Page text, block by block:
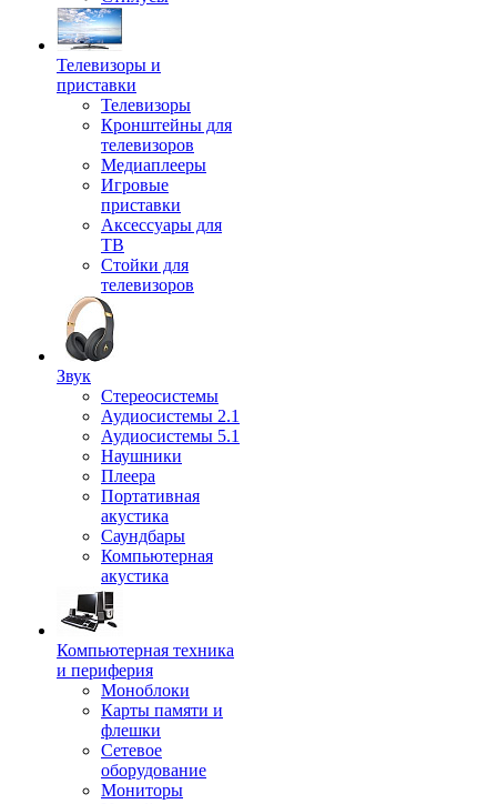
Телевизоры и
приставки
Телевизоры
Кронштейны для
телевизоров
Медиаплееры
Игровые
приставки
Аксессуары для
ТВ
Стойки для
телевизоров
Звук
Стереосистемы
Аудиосистемы 2.1
Аудиосистемы 5.1
Наушники
Плеера
Портативная
акустика
Саундбары
Компьютерная
акустика
Компьютерная техника
и периферия
Моноблоки
Карты памяти и
флешки
Сетевое
оборудование
Мониторы